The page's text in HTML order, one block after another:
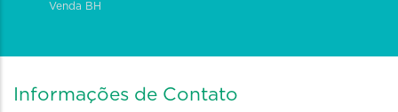
Venda BH
Informações de Contato